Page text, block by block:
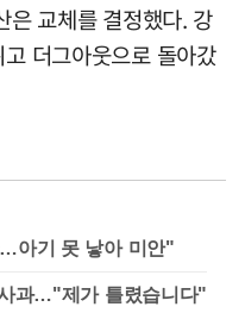
은 교체를 결정했다. 강
더그아웃으로 돌아갔
아기 못 낳아 미안"
과…"제가 틀렸습니다"